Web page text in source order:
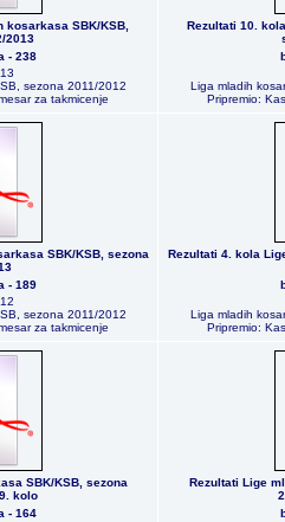
kosarkasa SBK/KSB,
2013
- 238
sezona 2011/2012
za takmicenje
Rezultati 10.
Liga mladih
Pripremio:
SBK/KSB, sezona
- 189
sezona 2011/2012
za takmicenje
Rezultati 4. kola
Liga mladih
Pripremio:
SBK/KSB, sezona
kolo
- 164
Rezultati Lige